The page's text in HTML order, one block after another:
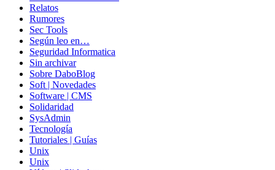
Relatos
Rumores
Sec Tools
Según leo en…
Seguridad Informatica
Sin archivar
Sobre DaboBlog
Soft | Novedades
Software | CMS
Solidaridad
SysAdmin
Tecnología
Tutoriales | Guías
Unix
Unix